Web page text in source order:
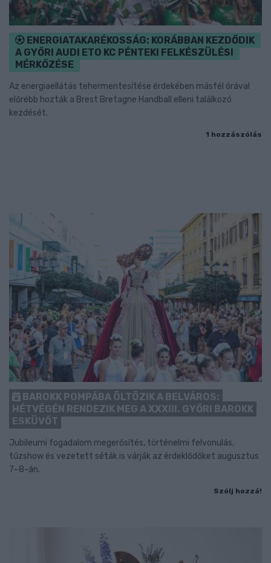
ENERGIATAKARÉKOSSÁG: KORÁBBAN KEZDŐDIK
A GYŐRI AUDI ETO KC PÉNTEKI FELKÉSZÜLÉSI
MÉRKŐZÉSE
Az energiaellátás tehermentesítése érdekében másfél órával
előrébb hozták a Brest Bretagne Handball elleni találkozó
kezdését.
1 hozzászólás
BAROKK POMPÁBA ÖLTÖZIK A BELVÁROS:
HÉTVÉGÉN RENDEZIK MEG A XXXIII. GYŐRI BAROKK
ESKÜVŐT
Jubileumi fogadalom megerősítés, történelmi felvonulás,
tűzshow és vezetett séták is várják az érdeklődőket augusztus
7–8-án.
Szólj hozzá!